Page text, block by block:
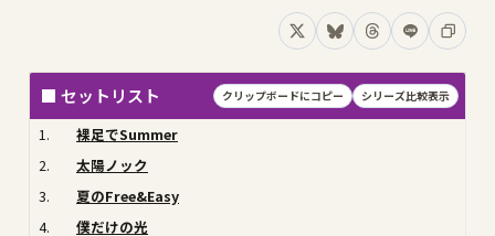
XでシェアBlueskyでシェア
Threadsでシェア
LINEでシェ
コピー
■ セットリスト クリップボードにコピー シリーズ比較表示
1.
裸足でSummer
2.
太陽ノック
3.
夏のFree&Easy
4.
僕だけの光